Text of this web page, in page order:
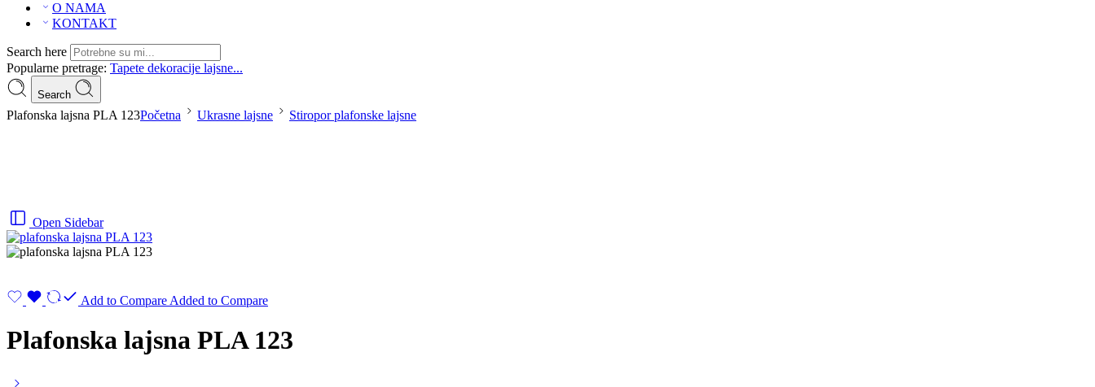
O NAMA
KONTAKT
Search here
Popularne pretrage: Tapete dekoracije lajsne...
Search
Plafonska lajsna PLA 123Početna Ukrasne lajsne Stiropor plafonske lajsne
Open Sidebar
Add to Compare Added to Compare
Plafonska lajsna PLA 123